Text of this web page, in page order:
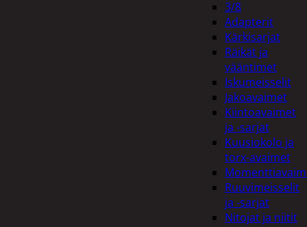
3/8
Adapterit
Kärkisarjat
Räikät ja
vääntimet
Iskumeisselit
Jakoavaimet
Kiintoavaimet
ja -sarjat
Kuusiokolo ja
torx-avaimet
Ruuvimeisselit
ja -sarjat
Nitojat ja niitit